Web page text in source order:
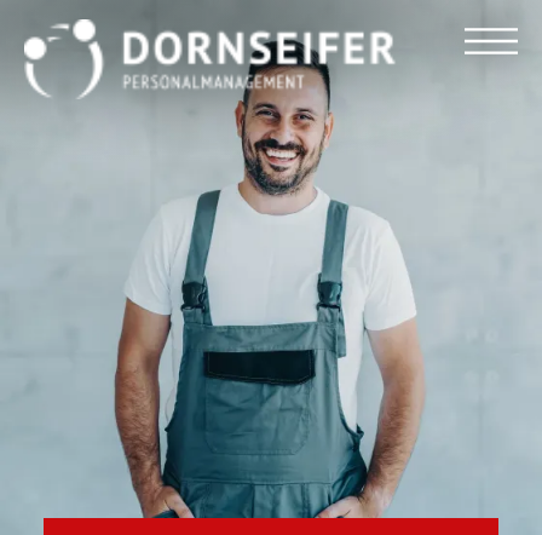
Für Arbeitnehmer
Für Unternehmen
Dornseifer DNA
Referenzen
Stellenmarkt
Blog